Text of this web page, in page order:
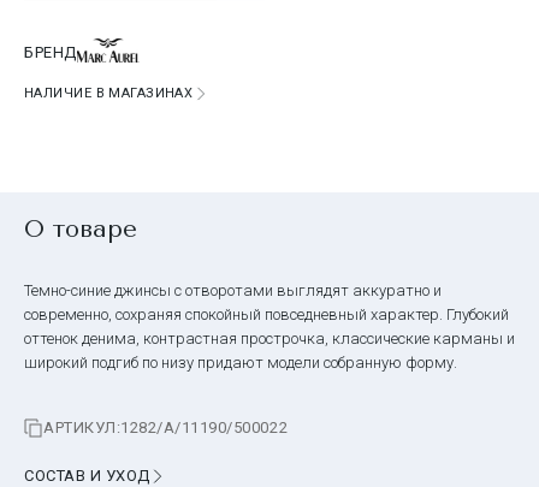
БРЕНД
НАЛИЧИЕ В МАГАЗИНАХ
О товаре
Темно-синие джинсы с отворотами выглядят аккуратно и
современно, сохраняя спокойный повседневный характер. Глубокий
оттенок денима, контрастная прострочка, классические карманы и
широкий подгиб по низу придают модели собранную форму.
АРТИКУЛ:1282/A/11190/500022
СОСТАВ И УХОД